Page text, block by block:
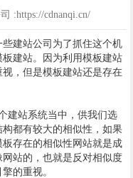
:https://cdnanqi.cn/
建站公司为了抓住这个机
建站。因为利用模板建站
，但是模板建站还是存在
建站系统当中，供我们选
都有较大的相似性，如果
存在的相似性网站就是成
站的，也就是反对相似度
的重视。